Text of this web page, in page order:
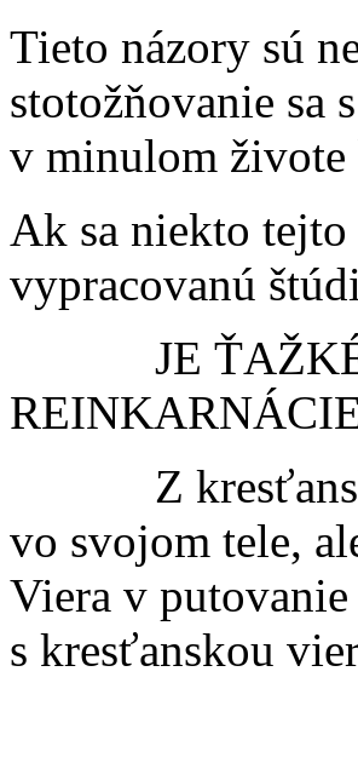
Tieto názory sú
stotožňovanie sa
v minulom
Ak sa niekto
vypracovanú
JE ŤAŽKÉ
Z
vo svojom tele,
Viera v
s kresťanskou